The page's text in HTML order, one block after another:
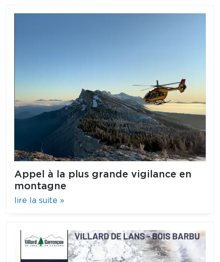
Appel à la plus grande vigilance en
montagne
lire la suite »